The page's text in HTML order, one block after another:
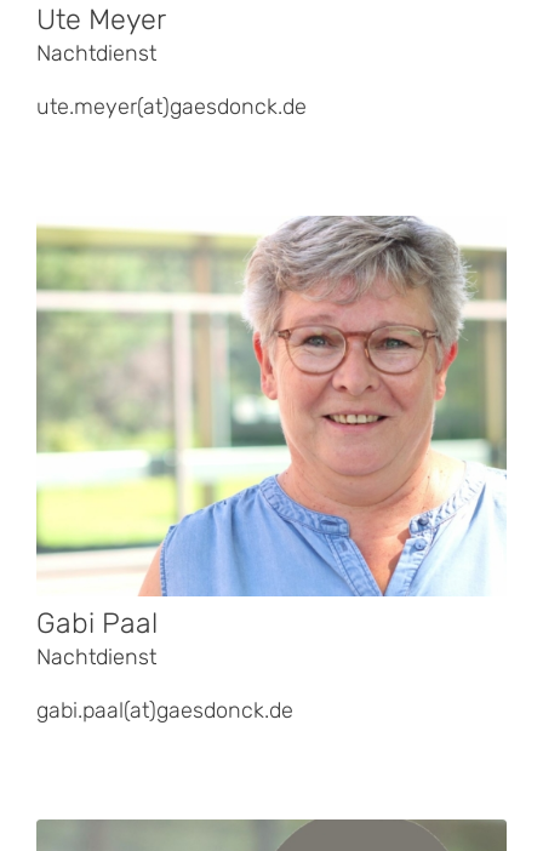
Ute Meyer
Nachtdienst
ute.meyer(at)gaesdonck.de
Gabi Paal
Nachtdienst
gabi.paal(at)gaesdonck.de